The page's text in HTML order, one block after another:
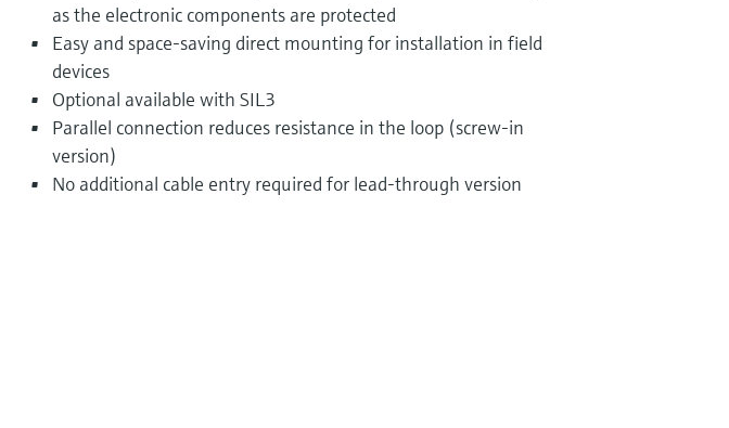
as the electronic components are protected
Easy and space-saving direct mounting for installation in field
devices
Optional available with SIL3
Parallel connection reduces resistance in the loop (screw-in
version)
No additional cable entry required for lead-through version